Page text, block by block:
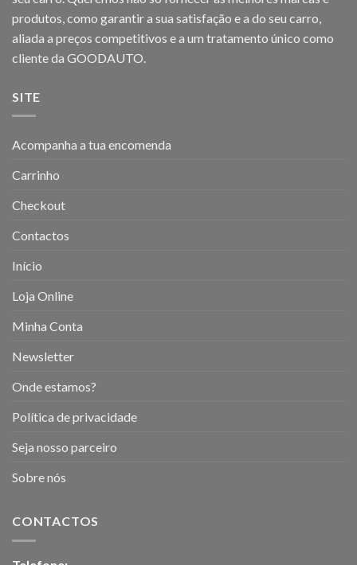
produtos, como garantir a sua satisfação e a do seu carro,
aliada a preços competitivos e a um tratamento único como
cliente da GOODAUTO.
SITE
Acompanha a tua encomenda
Carrinho
Checkout
Contactos
Início
Loja Online
Minha Conta
Newsletter
Onde estamos?
Política de privacidade
Seja nosso parceiro
Sobre nós
CONTACTOS